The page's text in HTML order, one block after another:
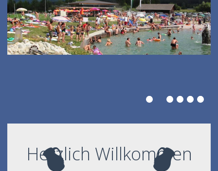
Herzlich Willkommen